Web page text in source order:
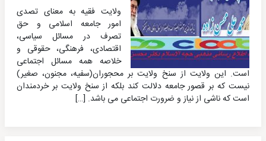
ولایت فقیه به معنای تصدی
امور جامعه اسلامی و حق
تصرف در مسائل سیاسی،
اقتصادی، فرهنگی، حقوقی و
خلاصه همه مسائل اجتماعی
است. این ولایت از سنخ ولایت بر محجوران(سفیه، مجنون، صغیر)
نیست که بر قصور جامعه دلالت کند بلکه از سنخ ولایت بر خردمندان
است که ناشی از نیاز و ضرورت اجتماعی می باشد. […]